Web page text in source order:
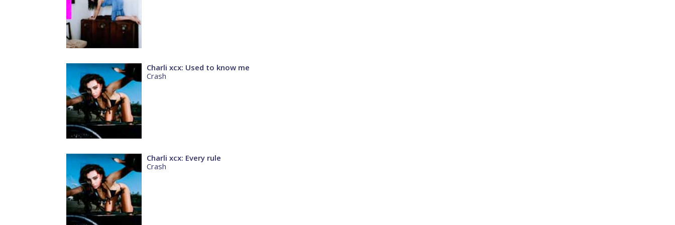
Charli xcx: Used to know me
Crash
Charli xcx: Every rule
Crash